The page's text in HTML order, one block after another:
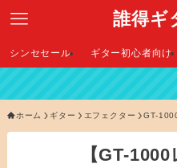
誰得ギ
シンセセール ギター初心者向け
ホーム ギター エフェクター GT-
【GT-